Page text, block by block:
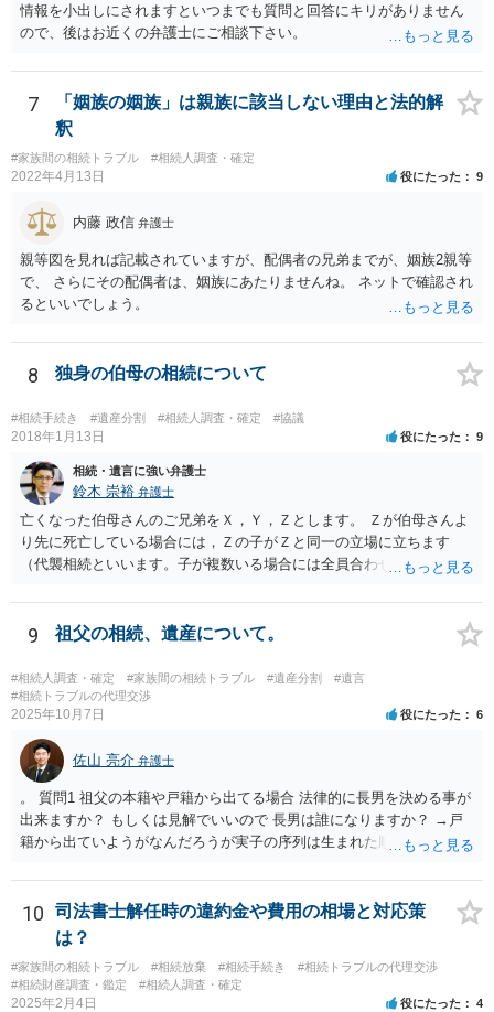
しどころ）としては，譲歩することを甘受しなければならないかもし
れません。
情報を小出しにされますといつまでも質問と回答にキリがありません
ので、後はお近くの弁護士にご相談下さい。
7
「姻族の姻族」は親族に該当しない理由と法的解
釈
#家族間の相続トラブル #相続人調査・確定
2022年4月13日 役にたった 9
内藤 政信 弁護士
親等図を見れば記載されていますが、配偶者の兄弟までが、姻族2親等
で、 さらにその配偶者は、姻族にあたりませんね。 ネットで確認され
るといいでしょう。
8 独身の伯母の相続について
#相続手続き #遺産分割 #相続人調査・確定 #協議
2018年1月13日 役にたった 9
相続・遺言に強い弁護士
鈴木 崇裕 弁護士
亡くなった伯母さんのご兄弟をＸ，Ｙ，Ｚとします。 Ｚが伯母さんよ
り先に死亡している場合には，Ｚの子がＺと同一の立場に立ちます
（代襲相続といいます。子が複数いる場合には全員合わせてＺと同一
つの相続分を有していますので， そのことを前提として，遺産分割協
議をすることになります（必ずしも３分の１ずつにしなくても，合意
ができれば構いません。）。 今後の対応としては， ①伯母さんの相続
財産（遺産）の全容を整理する（預貯金，有価証券，不動産等の有無
を調べることになります。） ②相続財産に照らし，相続税の申告の準
備をする（税理士の先生にご相談ください。） ③遺産分割協議をする
（ご本人同士で行っても構いませんし，弁護士に相談することもよろ
しいと思います。） ことになります。
9 祖父の相続、遺産について。
#相続人調査・確定 #家族間の相続トラブル #遺産分割
#遺言
#相続トラブルの代理交渉
2025年10月7日 役にたった 6
佐山 亮介 弁護士
。 質問1 祖父の本籍や戸籍から出てる場合 法律的に長男を決める事が
出来ますか？ もしくは見解でいいので 長男は誰になりますか？ →戸
籍から出ていようがなんだろうが実子の序列は生まれた順ですから、
書が腹違いの長男に向けてある場合 書かれてる内容が最優先にされる
のですか？ →遺書というのが、法律上の遺言の形式を守っている限り
はそのとおりです。 質問3 父が腹違いの長男に法律的に優位になれそ
うな事はありますか？ →遺言が有効な場合、優位に立つことはできま
せんが、お祖父様が認知症であるなどの「遺言が作れないはずの事
情」があるならば①遺言無効確認の訴えを起こすのは一つの手です。
10
司法書士解任時の違約金や費用の相場と対応策
は？
#家族間の相続トラブル #相続放棄 #相続手続き
#相続トラブルの代理交渉
#相続財産調査・鑑定
#相続人調査・確定
2025年2月4日 役にたった 4